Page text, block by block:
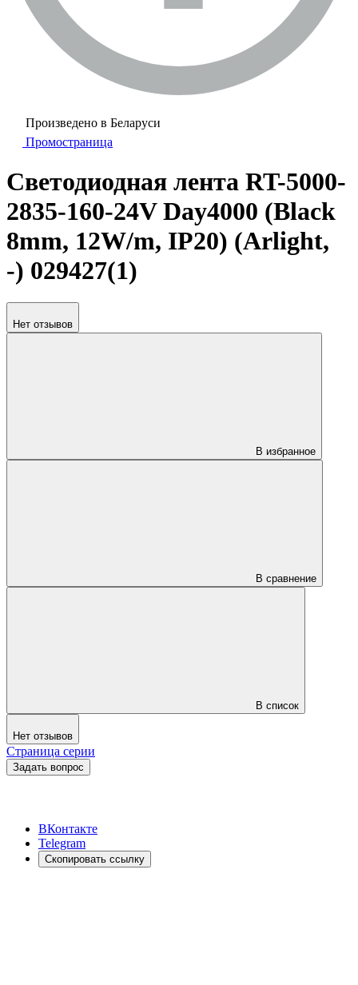
Произведено в Беларуси
Промостраница
Светодиодная лента RT-5000-
2835-160-24V Day4000 (Black
8mm, 12W/m, IP20) (Arlight,
-) 029427(1)
Нет отзывов
В избранное
В сравнение
В список
Нет отзывов
Страница серии
Задать вопрос
ВКонтакте
Telegram
Скопировать ссылку